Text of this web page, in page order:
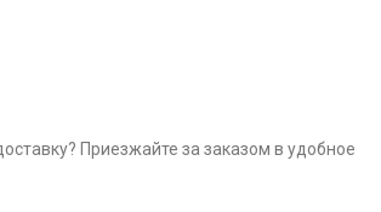
Приезжайте за заказом в удобное